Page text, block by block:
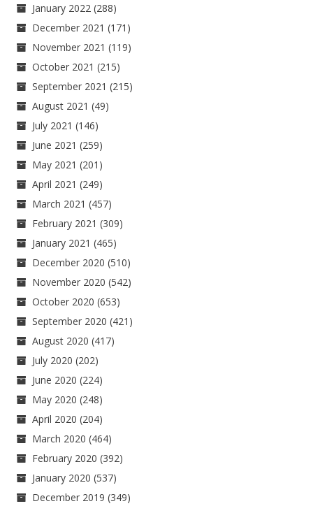
January 2022 (288)
December 2021 (171)
November 2021 (119)
October 2021 (215)
September 2021 (215)
August 2021 (49)
July 2021 (146)
June 2021 (259)
May 2021 (201)
April 2021 (249)
March 2021 (457)
February 2021 (309)
January 2021 (465)
December 2020 (510)
November 2020 (542)
October 2020 (653)
September 2020 (421)
August 2020 (417)
July 2020 (202)
June 2020 (224)
May 2020 (248)
April 2020 (204)
March 2020 (464)
February 2020 (392)
January 2020 (537)
December 2019 (349)